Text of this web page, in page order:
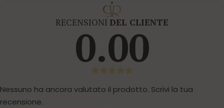
RECENSIONI DEL CLIENTE
0.00
Nessuno ha ancora valutato il prodotto. Scrivi la tua
recensione.